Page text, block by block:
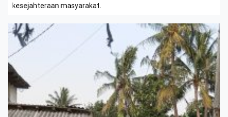
kesejahteraan masyarakat.